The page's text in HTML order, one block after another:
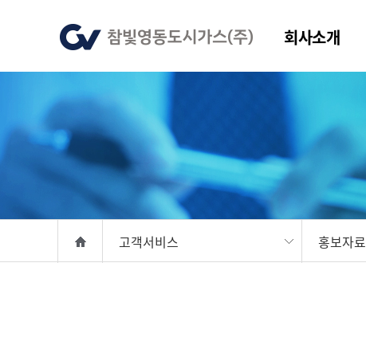
회사소개
고객서비스 홍보자료